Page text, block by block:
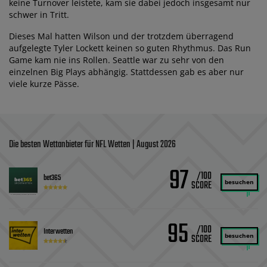
keine Turnover leistete, kam sie dabei jedoch insgesamt nur
schwer in Tritt.
Dieses Mal hatten Wilson und der trotzdem überragend
aufgelegte Tyler Lockett keinen so guten Rhythmus. Das Run
Game kam nie ins Rollen. Seattle war zu sehr von den
einzelnen Big Plays abhängig. Stattdessen gab es aber nur
viele kurze Pässe.
Die besten Wettanbieter für NFL Wetten | August 2026
bet365 97 /100 besuchen
Interwetten 95 /100 besuchen